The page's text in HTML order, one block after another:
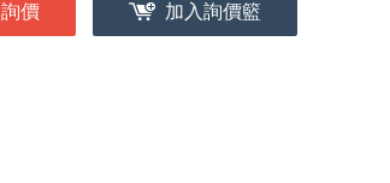
詢價 加入詢價籃